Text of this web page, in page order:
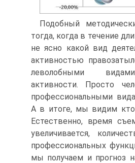
Подобный
тогда, когда в течение
не ясно какой вид
активностью
леволобными
активности. Просто
профессиональными
А в итоге, мы видим кто
Естественно, время
увеличивается,
профессиональных
мы получаем и прогноз